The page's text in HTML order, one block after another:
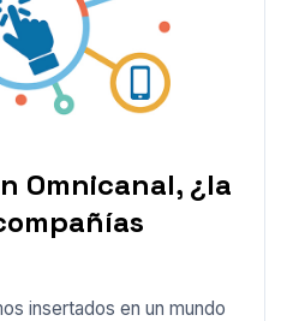
Omnicanal, ¿la
insertados en un mundo